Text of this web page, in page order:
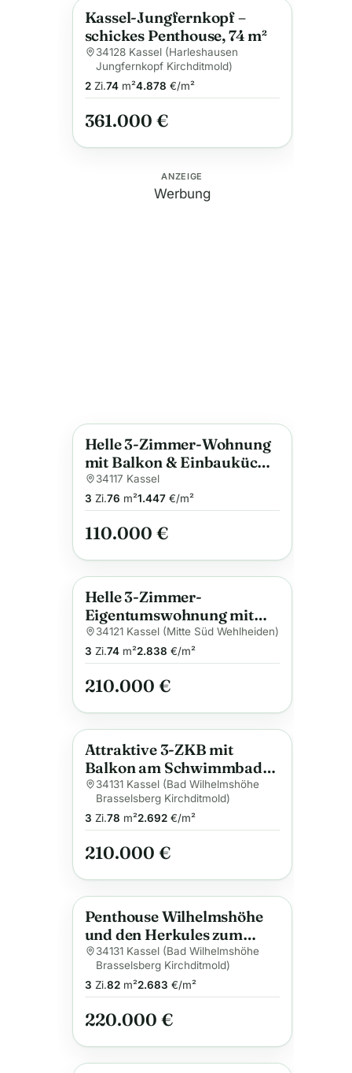
Anzeige
Kassel-Jungfernkopf –
schickes Penthouse, 74 m²
34128 Kassel (Harleshausen
Jungfernkopf Kirchditmold)
2Zi.74m²4.878 €/m²
361.000 €
ANZEIGE
Werbung
Anzeige
Helle 3-Zimmer-Wohnung
mit Balkon & Einbauküche
in Kassel Mitte
34117 Kassel
3 Zi.76 m²1.447€/m²
110.000 €
Anzeige
Helle 3-Zimmer-
Eigentumswohnung mit
Balkon in begehrter
Wohnlage nahe der
Karlsaue in Kassel-
Südstadt
34121 Kassel (Mitte Süd Wehlheiden)
3 Zi.74m²2.838 €/m²
210.000 €
Anzeige
Attraktive 3-ZKB mit
Balkon am Schwimmbad-
Wilhelmshöhe
34131 Kassel (Bad Wilhelmshöhe
Brasselsberg Kirchditmold)
3 Zi.78 m²2.692€/m²
210.000 €
Anzeige
Penthouse Wilhelmshöhe
und den Herkules zum
Greifen nah
34131 Kassel (Bad Wilhelmshöhe
Brasselsberg Kirchditmold)
3 Zi.82m²2.683 €/m²
220.000 €